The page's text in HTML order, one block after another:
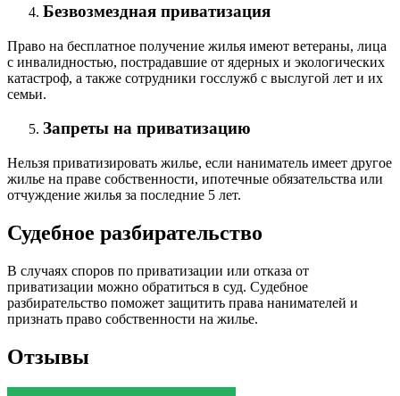
Безвозмездная приватизация
Право на бесплатное получение жилья имеют ветераны, лица
с инвалидностью, пострадавшие от ядерных и экологических
катастроф, а также сотрудники госслужб с выслугой лет и их
семьи.
Запреты на приватизацию
Нельзя приватизировать жилье, если наниматель имеет другое
жилье на праве собственности, ипотечные обязательства или
отчуждение жилья за последние 5 лет.
Судебное разбирательство
В случаях споров по приватизации или отказа от
приватизации можно обратиться в суд. Судебное
разбирательство поможет защитить права нанимателей и
признать право собственности на жилье.
Отзывы